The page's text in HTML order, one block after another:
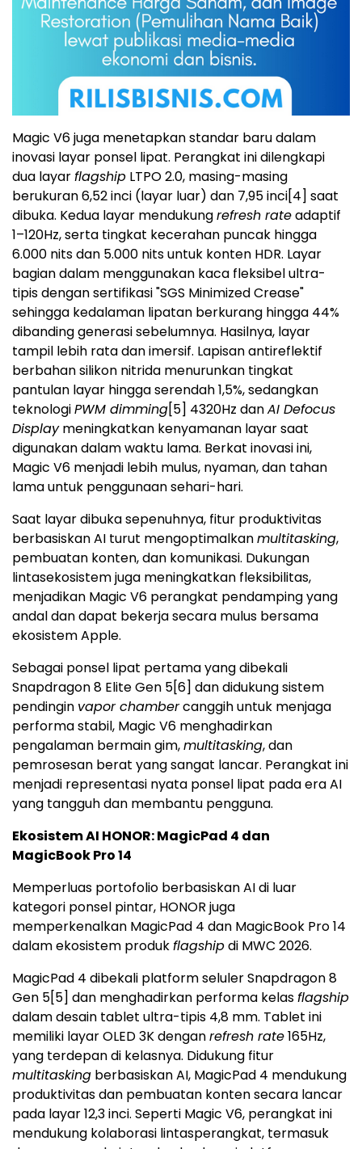
Magic V6 juga menetapkan standar baru dalam
inovasi layar ponsel lipat. Perangkat ini dilengkapi
dua layarflagship LTPO 2.0, masing-masing
berukuran 6,52 inci (layar luar) dan 7,95 inci[4] saat
dibuka. Kedua layar mendukungrefresh rateadaptif
1–120Hz, serta tingkat kecerahan puncak hingga
6.000 nits dan 5.000 nits untuk konten HDR. Layar
bagian dalam menggunakan kaca fleksibel ultra-
tipis dengan sertifikasi "SGS Minimized Crease"
sehingga kedalaman lipatan berkurang hingga 44%
dibanding generasi sebelumnya. Hasilnya, layar
tampil lebih rata dan imersif. Lapisan antireflektif
berbahan silikon nitrida menurunkan tingkat
pantulan layar hingga serendah 1,5%, sedangkan
teknologiPWM dimming[5] 4320Hz danAI Defocus
Displaymeningkatkan kenyamanan layar saat
digunakan dalam waktu lama. Berkat inovasi ini,
Magic V6 menjadi lebih mulus, nyaman, dan tahan
lama untuk penggunaan sehari-hari.
Saat layar dibuka sepenuhnya, fitur produktivitas
berbasiskan AI turut mengoptimalkanmultitasking,
pembuatan konten, dan komunikasi. Dukungan
lintasekosistem juga meningkatkan fleksibilitas,
menjadikan Magic V6 perangkat pendamping yang
andal dan dapat bekerja secara mulus bersama
ekosistem Apple.
Sebagai ponsel lipat pertama yang dibekali
Snapdragon 8 Elite Gen 5[6] dan didukung sistem
pendingin vapor chambercanggih untuk menjaga
performa stabil, Magic V6 menghadirkan
pengalaman bermain gim,multitasking, dan
pemrosesan berat yang sangat lancar. Perangkat ini
menjadi representasi nyata ponsel lipat pada era AI
yang tangguh dan membantu pengguna.
Ekosistem AI HONOR: MagicPad 4 dan
MagicBook Pro 14
Memperluas portofolio berbasiskan AI di luar
kategori ponsel pintar, HONOR juga
memperkenalkan MagicPad 4 dan MagicBook Pro 14
dalam ekosistem produkflagshipdi MWC 2026.
MagicPad 4 dibekali platform seluler Snapdragon 8
Gen 5[5] dan menghadirkan performa kelasflagship
dalam desain tablet ultra-tipis 4,8 mm. Tablet ini
memiliki layar OLED 3K denganrefresh rate165Hz,
yang terdepan di kelasnya. Didukung fitur
multitasking berbasiskan AI, MagicPad 4 mendukung
produktivitas dan pembuatan konten secara lancar
pada layar 12,3 inci. Seperti Magic V6, perangkat ini
mendukung kolaborasi lintasperangkat, termasuk